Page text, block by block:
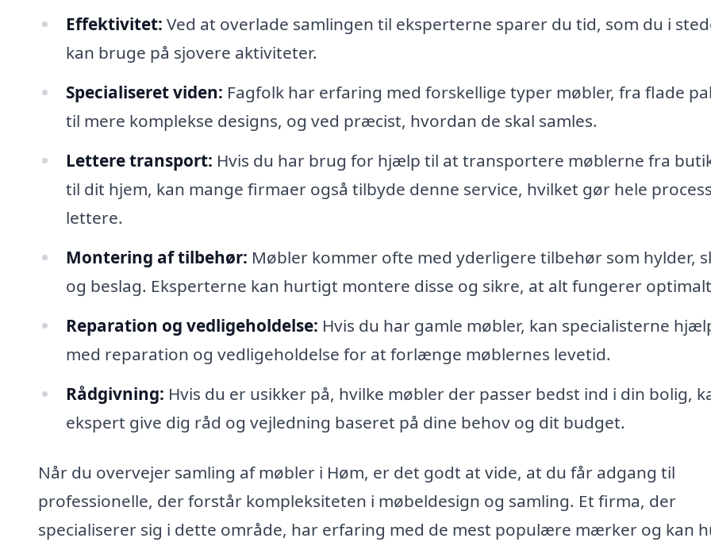
Effektivitet: Ved at overlade samlingen til eksperterne sparer du tid, som du i
kan bruge på sjovere aktiviteter.
Specialiseret viden: Fagfolk har erfaring med forskellige typer møbler, fra flade
til mere komplekse designs, og ved præcist, hvordan de skal samles.
Lettere transport: Hvis du har brug for hjælp til at transportere møblerne fra
til dit hjem, kan mange firmaer også tilbyde denne service, hvilket gør hele
lettere.
Montering af tilbehør: Møbler kommer ofte med yderligere tilbehør som hylder,
og beslag. Eksperterne kan hurtigt montere disse og sikre, at alt fungerer
Reparation og vedligeholdelse: Hvis du har gamle møbler, kan specialisterne
med reparation og vedligeholdelse for at forlænge møblernes levetid.
Rådgivning: Hvis du er usikker på, hvilke møbler der passer bedst ind i din bolig,
ekspert give dig råd og vejledning baseret på dine behov og dit budget.
Når du overvejer samling af møbler i Høm, er det godt at vide, at du får adgang til
professionelle, der forstår kompleksiteten i møbeldesign og samling. Et firma, der
specialiserer sig i dette område, har erfaring med de mest populære mærker og kan